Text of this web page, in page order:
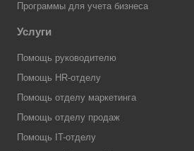
Программы для учета бизнеса
Услуги
Помощь руководителю
Помощь HR-отделу
Помощь отделу маркетинга
Помощь отделу продаж
Помощь IT-отделу